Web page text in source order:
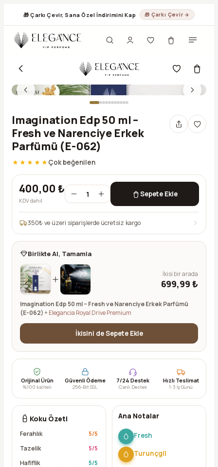
🎁 Çarkı Çevir, Sana Özel İndirimini Kap 🎁 Çarkı Çevir →
Imagination Edp 50 ml –
Fresh ve Narenciye Erkek
Parfümü (E-062)
Çok beğenilen
400,00 ₺
KDV dahil
1 Sepete Ekle
350₺ ve üzeri siparişlerde ücretsiz kargo
Birlikte Al, Tamamla
İkisi bir arada
699,99 ₺
Imagination Edp 50 ml – Fresh ve Narenciye Erkek Parfümü
(E-062)+Elegancia Royal Drive Premium
İkisini de Sepete Ekle
Orijinal Ürün
%100 kaliteli
Güvenli Ödeme
256-Bit SSL
7/24 Destek
Canlı Destek
Hızlı Teslimat
1-3 İş Günü
Koku Özeti
Ferahlık 5/5
Tazelik 5/5
Hafiflik 5/5
Ana Notalar
Fresh
Turunçgil